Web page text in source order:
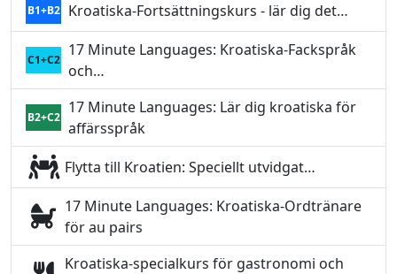
B1+B2 Kroatiska-Fortsättningskurs - lär dig det…
C1+C2
17 Minute Languages: Kroatiska-Fackspråk
och…
B2+C2
17 Minute Languages: Lär dig kroatiska för
affärsspråk
Flytta till Kroatien: Speciellt utvidgat…
17 Minute Languages: Kroatiska-Ordtränare
för au pairs
Kroatiska-specialkurs för gastronomi och